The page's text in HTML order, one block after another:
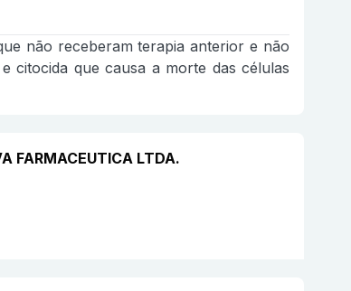
não receberam terapia anterior e não
citocida que causa a morte das células
LTDA.